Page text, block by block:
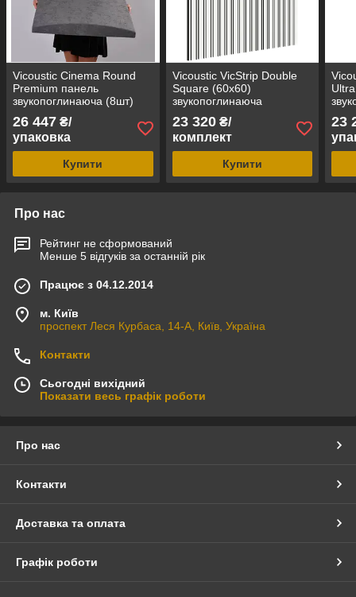
Vicoustic Cinema Round
Premium панель
звукопоглинаюча (8шт)
26 447 ₴/
упаковка
Купити
Vicoustic VicStrip Double
Square (60x60)
звукопоглинаюча
23 320₴/
комплект
Купити
23
Про нас
Рейтинг не сформований
Менше 5 відгуків за останній рік
Працює з 04.12.2014
м. Київ
проспект Леся Курбаса, 14-А, Київ, Україна
Контакти
Сьогодні вихідний
Показати весь графік роботи
Про нас
Контакти
Доставка та оплата
Графік роботи